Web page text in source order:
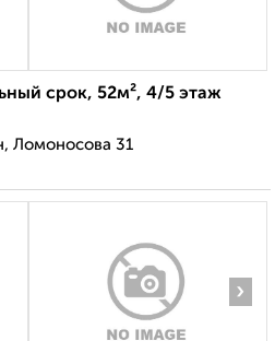
срок, 52м², 4/5 этаж
Ломоносова 31
›